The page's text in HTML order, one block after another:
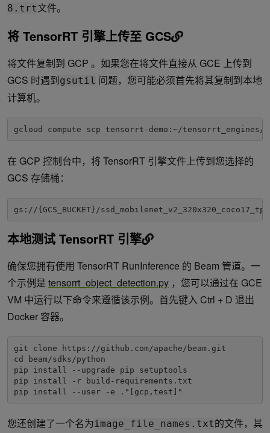
8.trt文件。
将 TensorRT 引擎上传至 GCS
将文件复制到 GCP 。如果您在将文件直接从 GCE 上传到
GCS 时遇到gsutil 问题，您可能必须首先将其复制到本地
计算机。
gcloud compute scp tensorrt-demo:~/tensorrt_engines/
在 GCP 控制台中，将 TensorRT 引擎文件上传到您选择的
GCS 存储桶：
gs://{GCS_BUCKET}/
本地测试 TensorRT 引擎
确保您拥有使用 TensorRT RunInference 的 Beam 管道。一
个示例是 tensorrt_object_detection.py ，您可以通过在 GCE
VM 中运行以下命令来遵循该示例。首先键入 Ctrl + D 退出
Docker 容器。
git clone https://github.com/apache/beam.git
cd beam/sdks/python
pip install --upgrade pip setuptools
pip install -r build-requirements.txt
pip install --user -e ."[gcp,test]"
您还创建了一个名为image_file_names.txt的文件，其